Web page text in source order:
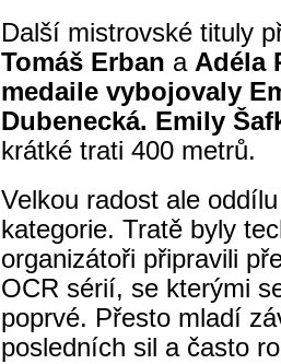
Další mistrovské tituly
Tomáš Erban a Adéla
medaile vybojovaly
Dubenecká. Emily
krátké trati 400 metrů.
Velkou radost ale
kategorie. Tratě byly
organizátoři připravili
OCR sérií, se kterými
poprvé. Přesto mladí
posledních sil a často